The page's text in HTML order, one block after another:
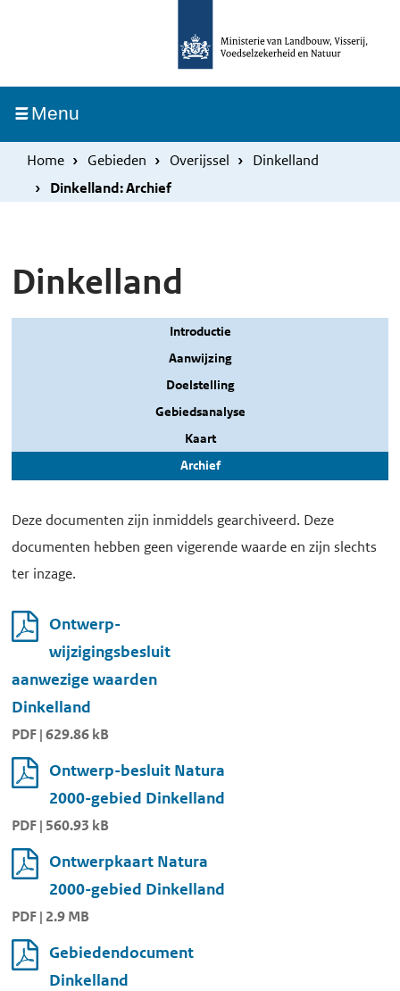
inhoud
gaan
MenuIngeklapt
Home Gebieden Overijssel
Dinkelland
Dinkelland: Archief
Dinkelland
Introductie
Aanwijzing
Doelstelling
Gebiedsanalyse
Kaart
Archief
Deze documenten zijn inmiddels gearchiveerd. Deze
documenten hebben geen vigerende waarde en zijn slechts
ter inzage.
Ontwerp-
wijzigingsbesluit
aanwezige waarden
Dinkelland
PDF | 629.86 kB
Ontwerp-besluit Natura
2000-gebied Dinkelland
PDF | 560.93 kB
Ontwerpkaart Natura
2000-gebied Dinkelland
PDF | 2.9 MB
Gebiedendocument
Dinkelland